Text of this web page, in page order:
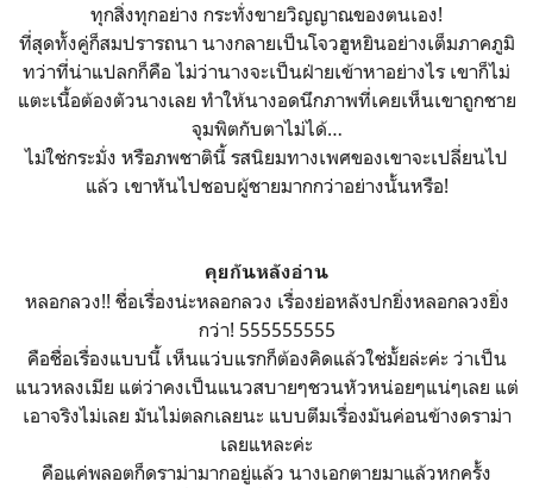
ทุกสิ่งทุกอย่าง กระทั่งขายวิญญาณของตนเอง!
ที่สุดทั้งคู่ก็สมปรารถนา นางกลายเป็นโจวฮูหยินอย่างเต็มภาคภูมิ
ทว่าที่น่าแปลกก็คือ ไม่ว่านางจะเป็นฝ่ายเข้าหาอย่างไร เขาก็ไม่
แตะเนื้อต้องตัวนางเลย ทำให้นางอดนึกภาพที่เคยเห็นเขาถูกชาย
จุมพิตกับตาไม่ได้…
ไม่ใช่กระมั่ง หรือภพชาตินี้ รสนิยมทางเพศของเขาจะเปลี่ยนไป
แล้ว เขาหันไปชอบผู้ชายมากกว่าอย่างนั้นหรือ!
คุยกันหลังอ่าน
หลอกลวง!! ชื่อเรื่องน่ะหลอกลวง เรื่องย่อหลังปกยิ่งหลอกลวงยิ่ง
กว่า! 555555555
คือชื่อเรื่องแบบนี้ เห็นแว่บแรกก็ต้องคิดแล้วใช่มั้ยล่ะค่ะ ว่าเป็น
แนวหลงเมีย แต่ว่าคงเป็นแนวสบายๆชวนหัวหน่อยๆแน่ๆเลย แต่
เอาจริงไม่เลย มันไม่ตลกเลยนะ แบบตีมเรื่องมันค่อนข้างดราม่า
เลยแหละค่ะ
คือแค่พลอตก็ดราม่ามากอยู่แล้ว นางเอกตายมาแล้วหกครั้ง